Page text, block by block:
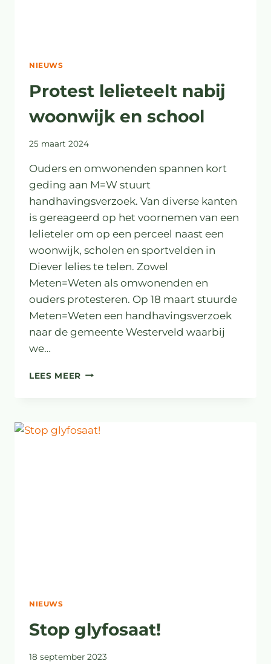
NIEUWS
Protest lelieteelt nabij
woonwijk en school
25 maart 2024
Ouders en omwonenden spannen kort
geding aan M=W stuurt
handhavingsverzoek. Van diverse kanten
is gereageerd op het voornemen van een
lelieteler om op een perceel naast een
woonwijk, scholen en sportvelden in
Diever lelies te telen. Zowel
Meten=Weten als omwonenden en
ouders protesteren. Op 18 maart stuurde
Meten=Weten een handhavingsverzoek
naar de gemeente Westerveld waarbij
we…
LEES MEER PROTEST
SCHOOL
NIEUWS
Stop glyfosaat!
18 september 2023